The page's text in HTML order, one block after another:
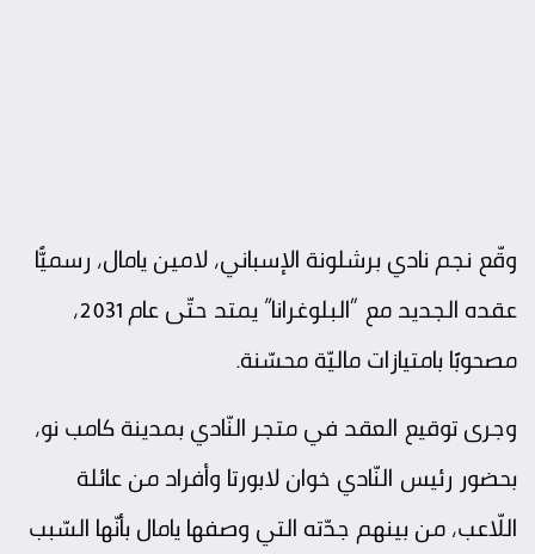
وقّع نجمنادي برشلونةالإسباني، لامين يامال، رسميًّا
عقده الجديد مع “البلوغرانا” يمتد حتّى عام 2031،
مصحوبًا بامتيازات ماليّة محسّنة.
وجرى توقيع العقد في متجر النّادي بمدينة كامب نو،
بحضور رئيس النّادي خوان لابورتا وأفراد من عائلة
اللّاعب، من بينهم جدّته التي وصفها يامال بأنّها السّبب